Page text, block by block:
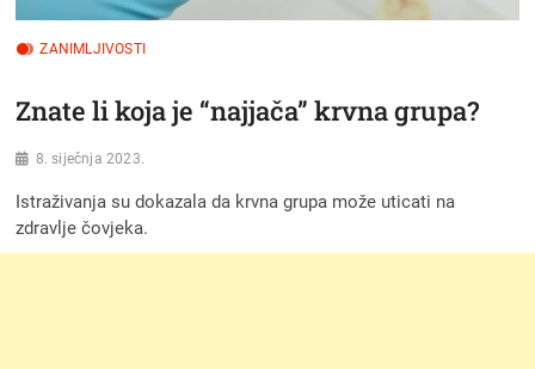
ZANIMLJIVOSTI
Znate li koja je “najjača” krvna grupa?
8. siječnja 2023.
Istraživanja su dokazala da krvna grupa može uticati na
zdravlje čovjeka.